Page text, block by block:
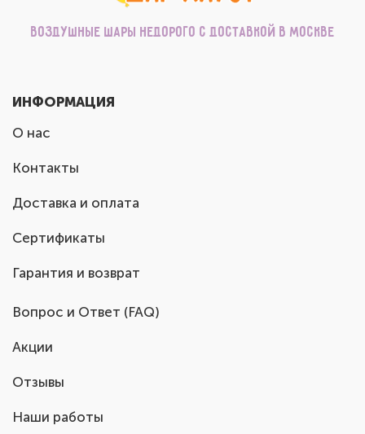
Воздушные шары недорого с доставкой в Москве
ИНФОРМАЦИЯ
О нас
Контакты
Доставка и оплата
Сертификаты
Гарантия и возврат
Вопрос и Ответ (FAQ)
Акции
Отзывы
Наши работы